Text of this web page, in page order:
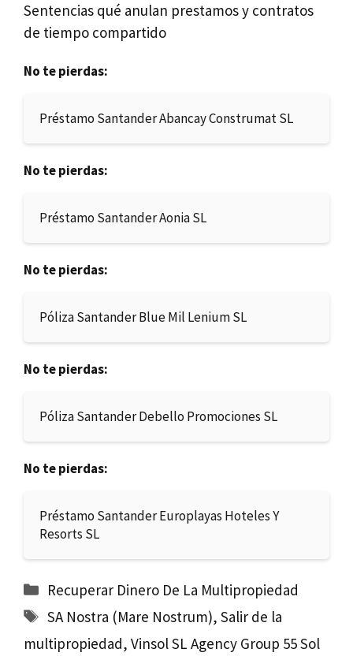
Sentencias qué anulan prestamos y contratos
de tiempo compartido
No te pierdas:
Préstamo Santander Abancay Construmat SL
No te pierdas:
Préstamo Santander Aonia SL
No te pierdas:
Póliza Santander Blue Mil Lenium SL
No te pierdas:
Póliza Santander Debello Promociones SL
No te pierdas:
Préstamo Santander Europlayas Hoteles Y
Resorts SL
Categorías
Recuperar Dinero De La Multipropiedad
Etiquetas
SA Nostra (Mare Nostrum),Salir de la
multipropiedad, Vinsol SL Agency Group 55 Sol